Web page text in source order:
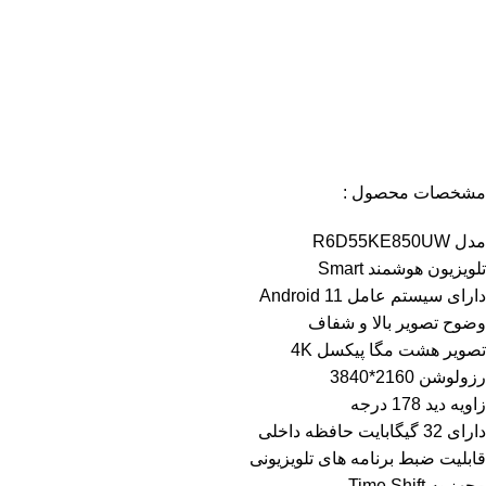
مشخصات محصول :
مدل R6D55KE850UW
تلویزیون هوشمند Smart
دارای سیستم عامل Android 11
وضوح تصویر بالا و شفاف
تصویر هشت مگا پیکسل 4K
رزولوشن 2160*3840
زاویه دید 178 درجه
دارای 32 گیگابایت حافظه داخلی
قابلیت ضبط برنامه های تلویزیونی